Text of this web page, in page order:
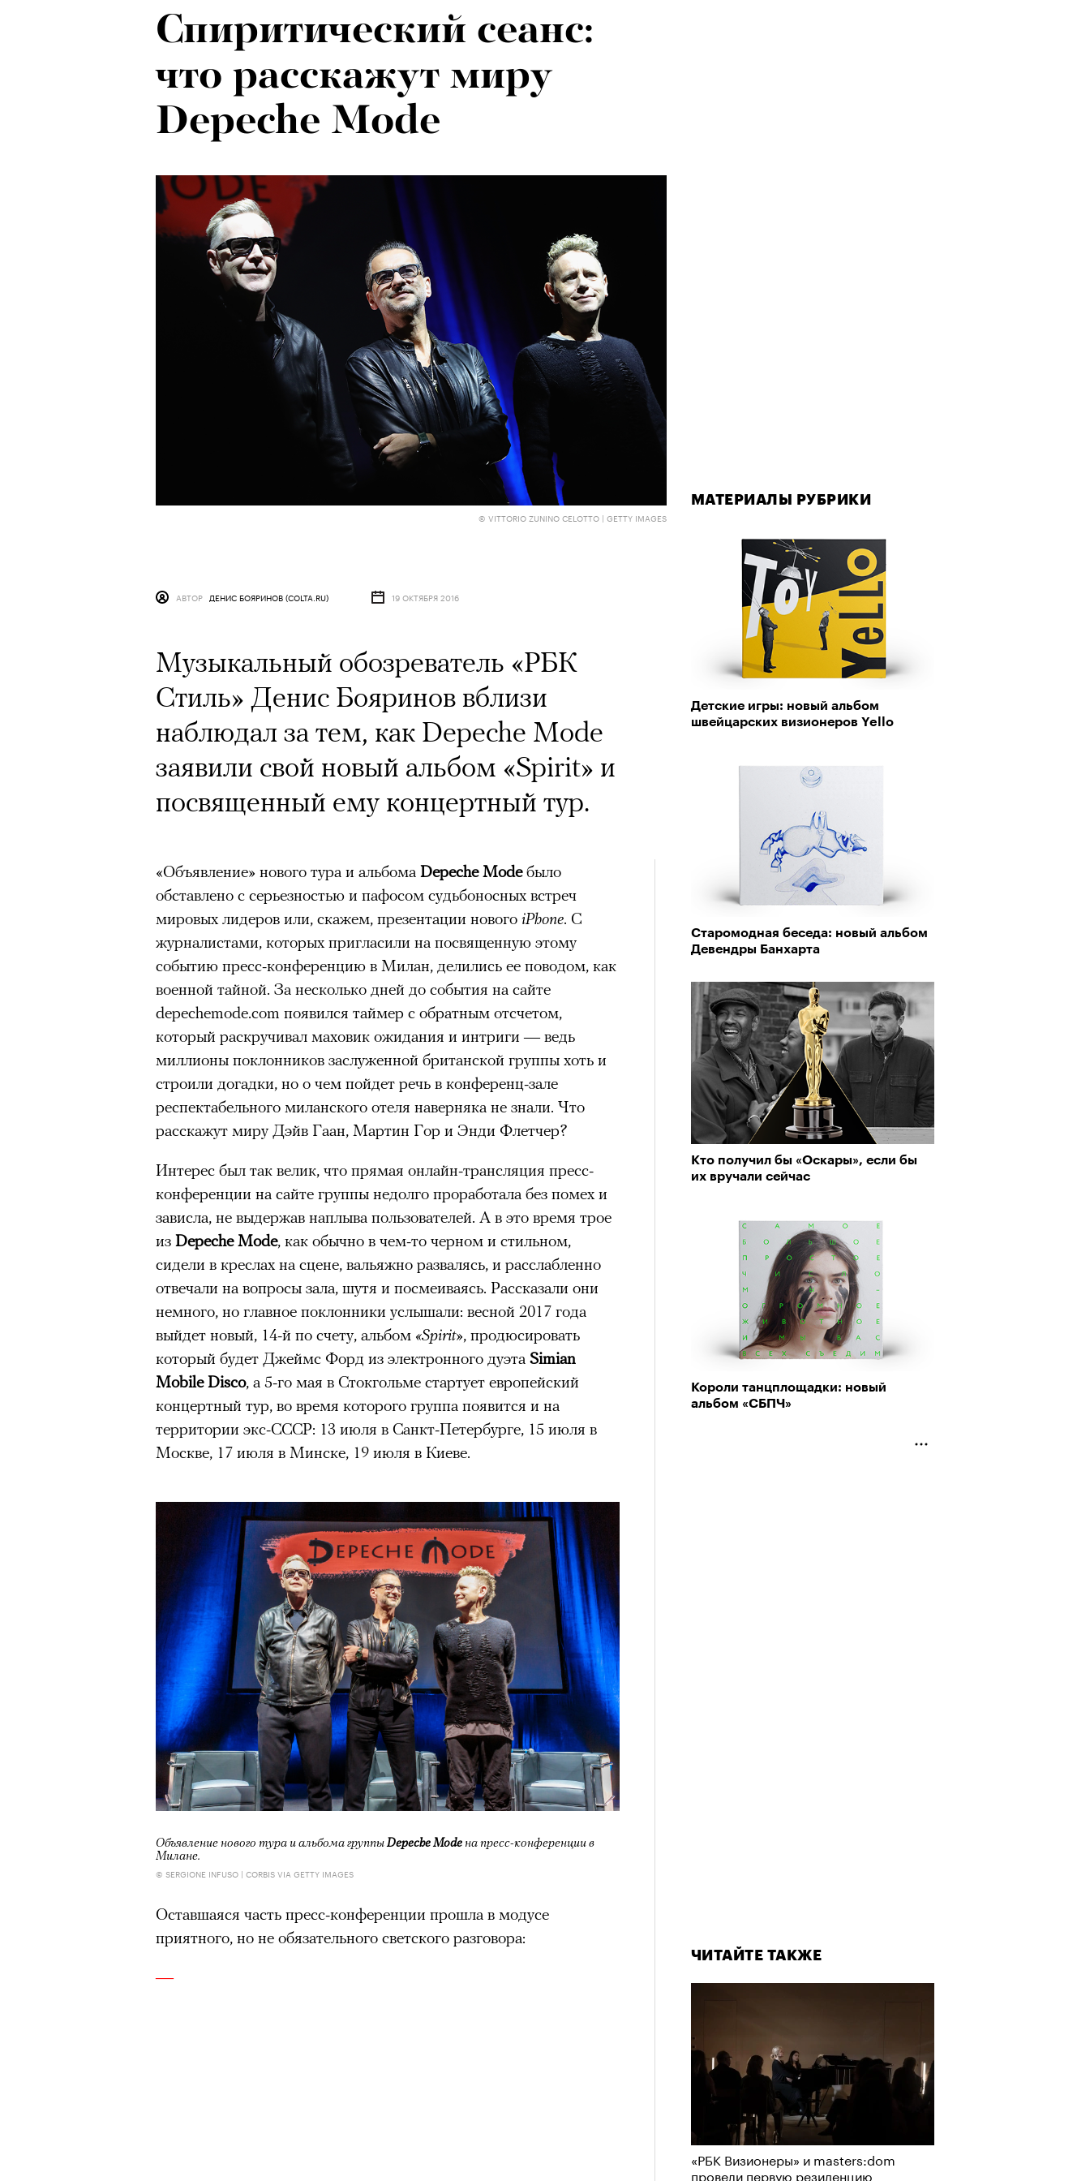
МАТЕРИАЛЫ РУБРИКИ
Детские игры: новый альбом
швейцарских визионеров Yello
Старомодная беседа: новый альбом
Девендры Банхарта
Кто получил бы «Оскары», если бы
их вручали сейчас
Короли танцплощадки: новый
альбом «СБПЧ»
ЧИТАЙТЕ ТАКЖЕ
«РБК Визионеры» и masters:dom
провели первую резиденцию
Спиритический сеанс:
что расскажут миру
Depeche Mode
© VITTORIO ZUNINO CELOTTO | GETTY IMAGES
АВТОР ДЕНИС БОЯРИНОВ (COLTA.RU) 19 ОКТЯБРЯ 2016
Музыкальный обозреватель «РБК
Стиль» Денис Бояринов вблизи
наблюдал за тем, как Depeche Mode
заявили свой новый альбом «Spirit» и
посвященный ему концертный тур.
«Объявление» нового тура и альбома Depeche Modeбыло
обставлено с серьезностью и пафосом судьбоносных встреч
мировых лидеров или, скажем, презентации нового iPhone. С
журналистами, которых пригласили на посвященную этому
событию пресс-конференцию в Милан, делились ее поводом, как
военной тайной. За несколько дней до события на сайте
depechemode.com появился таймер с обратным отсчетом,
который раскручивал маховик ожидания и интриги — ведь
миллионы поклонников заслуженной британской группы хоть и
строили догадки, но о чем пойдет речь в конференц-зале
респектабельного миланского отеля наверняка не знали. Что
расскажут миру Дэйв Гаан, Мартин Гор и Энди Флетчер?
Интерес был так велик, что прямая онлайн-трансляция пресс-
конференции на сайте группы недолго проработала без помех и
зависла, не выдержав наплыва пользователей. А в это время трое
из Depeche Mode, как обычно в чем-то черном и стильном,
сидели в креслах на сцене, вальяжно развалясь, и расслабленно
отвечали на вопросы зала, шутя и посмеиваясь. Рассказали они
немного, но главное поклонники услышали: весной 2017 года
выйдет новый, 14-й по счету, альбом «Spirit», продюсировать
который будет Джеймс Форд из электронного дуэта Simian
Mobile Disco, а 5-го мая в Стокгольме стартует европейский
концертный тур, во время которого группа появится и на
территории экс-СССР: 13 июля в Санкт-Петербурге, 15 июля в
Москве, 17 июля в Минске, 19 июля в Киеве.
Объявление нового тура и альбома группы Depeche Modeна пресс-конференции в
Милане.
© SERGIONE INFUSO | CORBIS VIA GETTY IMAGES
Оставшаяся часть пресс-конференции прошла в модусе
приятного, но не обязательного светского разговора:
—